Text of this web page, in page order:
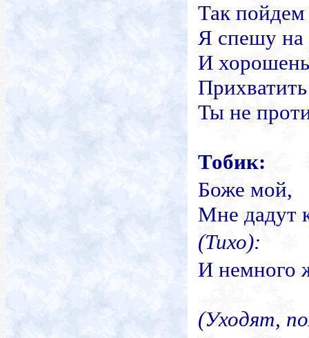
Так
Я спешу на
И
Ты не
Тобик:
Боже мой,
Мне дадут
(Тихо):
И немного
(Уходят,